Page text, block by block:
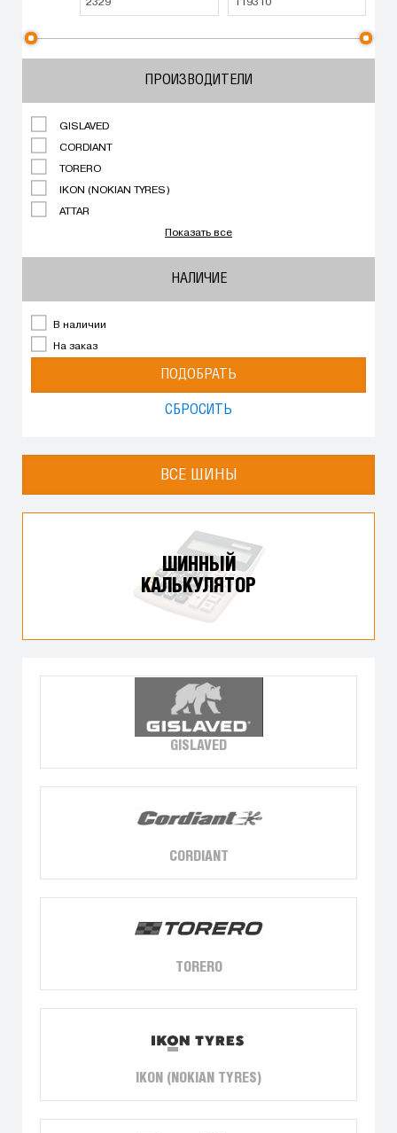
ПРОИЗВОДИТЕЛИ
GISLAVED
CORDIANT
TORERO
IKON (NOKIAN TYRES)
ATTAR
Показать все
НАЛИЧИЕ
В наличии
На заказ
ПОДОБРАТЬ
СБРОСИТЬ
ВСЕ ШИНЫ
ШИННЫЙ
КАЛЬКУЛЯТОР
GISLAVED
CORDIANT
TORERO
IKON (NOKIAN TYRES)